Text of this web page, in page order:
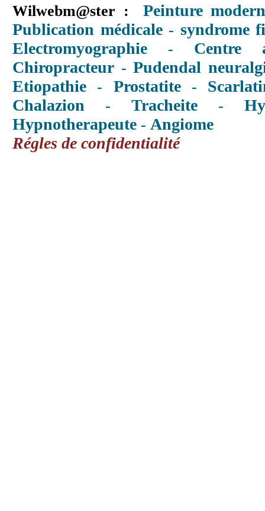
Wilwebm@ster :
Peinture
Publication médicale- syndrome
Electromyographie - Centre
Chiropracteur -Pudendal
Etiopathie - Prostatite-
Chalazion -Tracheite -
Hypnotherapeute -Angiome
Régles de confidentialité